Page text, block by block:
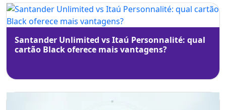
Santander Unlimited vs Itaú Personnalité: qual
cartão Black oferece mais vantagens?